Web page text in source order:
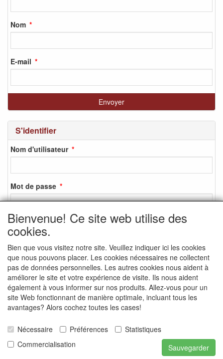
Nom
E-mail
S'identifier
Nom d'utilisateur
Mot de passe
S'inscrire
Mot de passe oublié ?
MEDIA SOCIAUX
Bienvenue! Ce site web utilise des
cookies.
Bien que vous visitez notre site. Veuillez indiquer ici les cookies
que nous pouvons placer. Les cookies nécessaires ne collectent
pas de données personnelles. Les autres cookies nous aident à
améliorer le site et votre expérience de visite. Ils nous aident
également à vous informer sur nos produits. Allez-vous pour un
site Web fonctionnant de manière optimale, incluant tous les
avantages? Alors cochez toutes les cases!
Nécessaire Préférences
Statistiques
Commercialisation
Sauvegarder